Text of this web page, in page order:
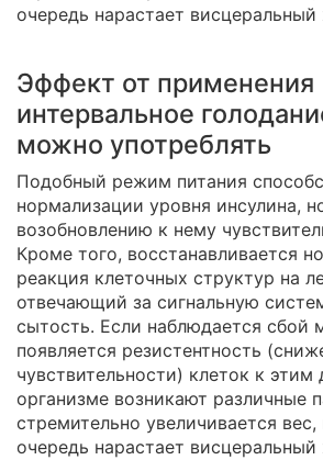
очередь нарастает
Эффект от применения
интервальное
можно употреблять
Подобный режим питания
нормализации уровня инсулина,
возобновлению к нему
Кроме того, восстанавливается
реакция клеточных структур на
отвечающий за сигнальную
сытость. Если наблюдается сбой
появляется резистентность
чувствительности) клеток к
организме возникают различные
стремительно увеличивается
очередь нарастает